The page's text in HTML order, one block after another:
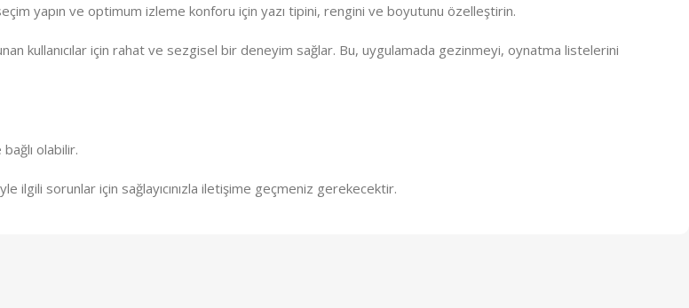
yapın ve optimum izleme konforu için yazı tipini, rengini ve boyutunu özelleştirin.
kullanıcılar için rahat ve sezgisel bir deneyim sağlar. Bu, uygulamada gezinmeyi, oynatma listelerini
olabilir.
sorunlar için sağlayıcınızla iletişime geçmeniz gerekecektir.